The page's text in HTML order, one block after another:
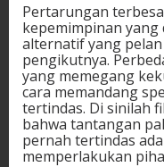
Pertarungan
kepemimpinan yang
alternatif yang
pengikutnya.
yang memegang
cara memandang
tertindas. Di sinilah
bahwa tantangan
pernah tertindas
memperlakukan